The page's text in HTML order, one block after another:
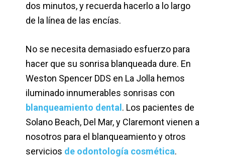
dos minutos, y recuerda hacerlo a lo largo
de la línea de las encías.
No se necesita demasiado esfuerzo para
hacer que su sonrisa blanqueada dure. En
Weston Spencer DDS en La Jolla hemos
iluminado innumerables sonrisas con
blanqueamiento dental . Los pacientes de
Solano Beach, Del Mar, y Claremont vienen a
nosotros para el blanqueamiento y otros
servicios de odontología cosmética.